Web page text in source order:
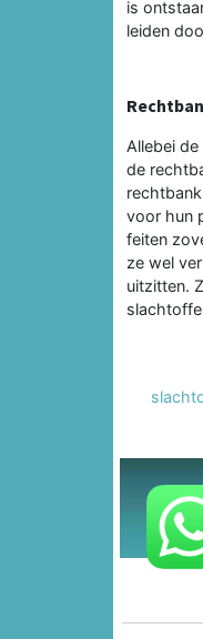
is
leiden
Allebei
de
voor hun
feiten
ze wel
uitzitten.